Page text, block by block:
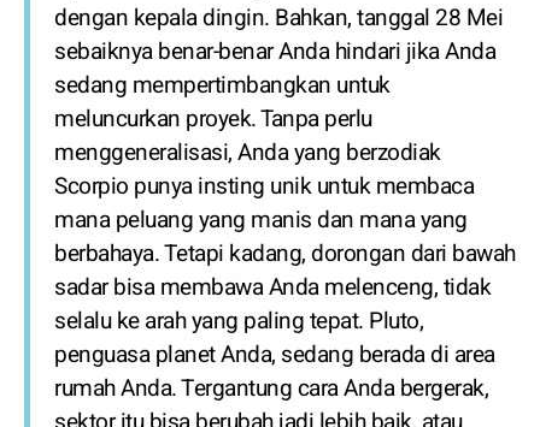
dengan kepala dingin. Bahkan, tanggal 28 Mei
sebaiknya benar-benar Anda hindari jika Anda
sedang mempertimbangkan untuk
meluncurkan proyek. Tanpa perlu
menggeneralisasi, Anda yang berzodiak
Scorpio punya insting unik untuk membaca
mana peluang yang manis dan mana yang
berbahaya. Tetapi kadang, dorongan dari bawah
sadar bisa membawa Anda melenceng, tidak
selalu ke arah yang paling tepat. Pluto,
penguasa planet Anda, sedang berada di area
rumah Anda. Tergantung cara Anda bergerak,